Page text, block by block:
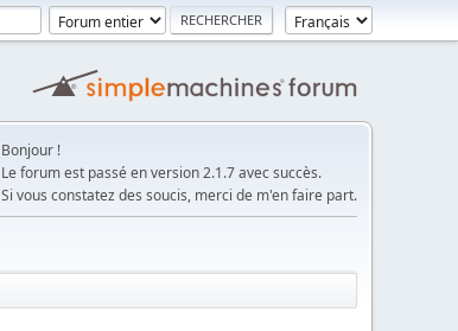
Bonjour !
Le forum est passé en version 2.1.7 avec succès.
Si vous constatez des soucis, merci de m'en faire part.